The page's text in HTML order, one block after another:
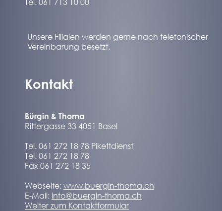
Unsere Filialen werden gerne nach telefonischer
Vereinbarung besetzt.
Kontakt
Bürgin & Thoma
Rittergasse 33 4051 Basel
Tel. 061 272 18 78 Pikettdienst
Tel. 061 272 18 78
Fax 061 272 18 35
Webseite: www.buergin-thoma.ch
E-Mail: info@buergin-thoma.ch
Weiter zum Kontaktformular